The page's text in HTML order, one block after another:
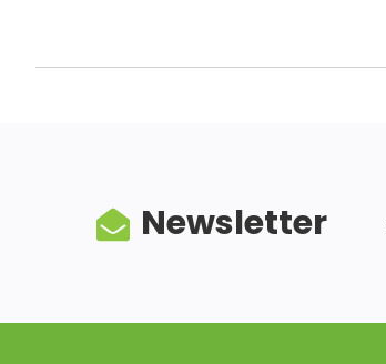
Newsletter